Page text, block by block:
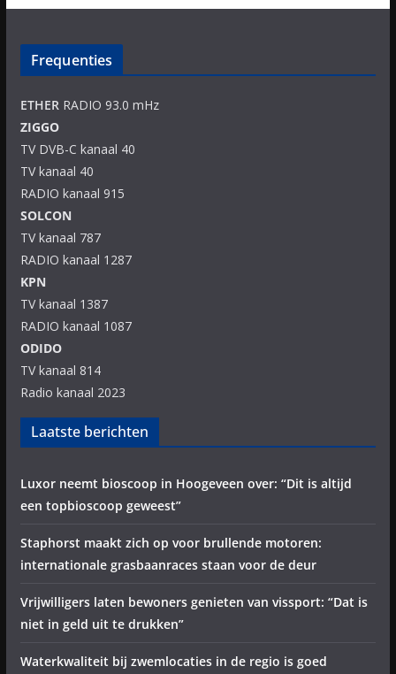
Frequenties
ETHERRADIO 93.0 mHz
ZIGGO
TV DVB-C kanaal 40
TV kanaal 40
RADIO kanaal 915
SOLCON
TV kanaal 787
RADIO kanaal 1287
KPN
TV kanaal 1387
RADIO kanaal 1087
ODIDO
TV kanaal 814
Radio kanaal 2023
Laatste berichten
Luxor neemt bioscoop in Hoogeveen over: “Dit is altijd
een topbioscoop geweest”
Staphorst maakt zich op voor brullende motoren:
internationale grasbaanraces staan voor de deur
Vrijwilligers laten bewoners genieten van vissport: “Dat is
niet in geld uit te drukken”
Waterkwaliteit bij zwemlocaties in de regio is goed